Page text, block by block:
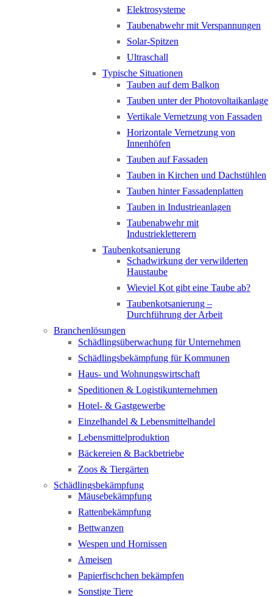
Elektrosysteme
Taubenabwehr mit Verspannungen
Solar-Spitzen
Ultraschall
Typische Situationen
Tauben auf dem Balkon
Tauben unter der Photovoltaikanlage
Vertikale Vernetzung von Fassaden
Horizontale Vernetzung von
Innenhöfen
Tauben auf Fassaden
Tauben in Kirchen und Dachstühlen
Tauben hinter Fassadenplatten
Tauben in Industrieanlagen
Taubenabwehr mit
Industriekletterern
Taubenkotsanierung
Schadwirkung der verwilderten
Haustaube
Wieviel Kot gibt eine Taube ab?
Taubenkotsanierung –
Durchführung der Arbeit
Branchenlösungen
Schädlingsüberwachung für Unternehmen
Schädlingsbekämpfung für Kommunen
Haus- und Wohnungswirtschaft
Speditionen & Logistikunternehmen
Hotel- & Gastgewerbe
Einzelhandel & Lebensmittelhandel
Lebensmittelproduktion
Bäckereien & Backbetriebe
Zoos & Tiergärten
Schädlingsbekämpfung
Mäusebekämpfung
Rattenbekämpfung
Bettwanzen
Wespen und Hornissen
Ameisen
Papierfischchen bekämpfen
Sonstige Tiere